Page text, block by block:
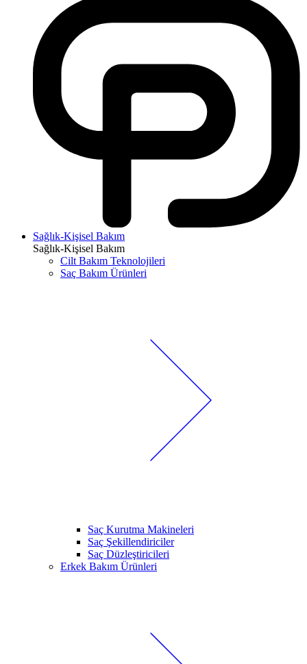
Sağlık-Kişisel Bakım
Sağlık-Kişisel Bakım
Cilt Bakım Teknolojileri
Saç Bakım Ürünleri
Saç Kurutma Makineleri
Saç Şekillendiriciler
Saç Düzleştiricileri
Erkek Bakım Ürünleri